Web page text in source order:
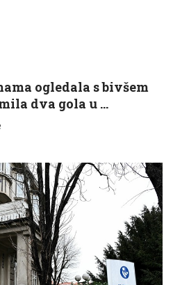
ogledala s bivšem
dva gola u …